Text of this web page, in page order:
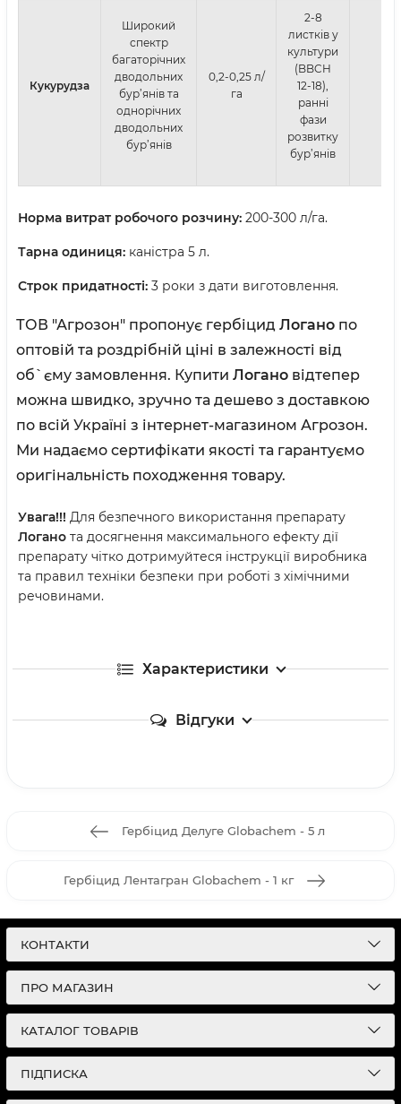
Кукурудза
Широкий
спектр
багаторічних
дводольних
бур’янів та
однорічних
дводольних
бур’янів
0,2-0,25 л/
га
2-8
листків у
культури
(BBCH
12-18),
ранні
фази
розвитку
бур’янів
Норма витрат робочого розчину: 200-300 л/га.
Тарна одиниця: каністра 5 л.
Строк придатності: 3 роки з дати виготовлення.
ТОВ "Агрозон" пропонує гербіцид Логано по
оптовій та роздрібній ціні в залежності від
об`єму замовлення. Купити Логано відтепер
можна швидко, зручно та дешево з доставкою
по всій Україні з інтернет-магазином Агрозон.
Ми надаємо сертифікати якості та гарантуємо
оригінальність походження товару.
Увага!!! Для безпечного використання препарату
Логано та досягнення максимального ефекту дії
препарату чітко дотримуйтеся інструкції виробника
та правил техніки безпеки при роботі з хімічними
речовинами.
Характеристики
Відгуки
Гербіцид Делуге Globachem - 5 л
Гербіцид Лентагран Globachem - 1 кг
КОНТАКТИ
ПРО МАГАЗИН
КАТАЛОГ ТОВАРІВ
ПІДПИСКА